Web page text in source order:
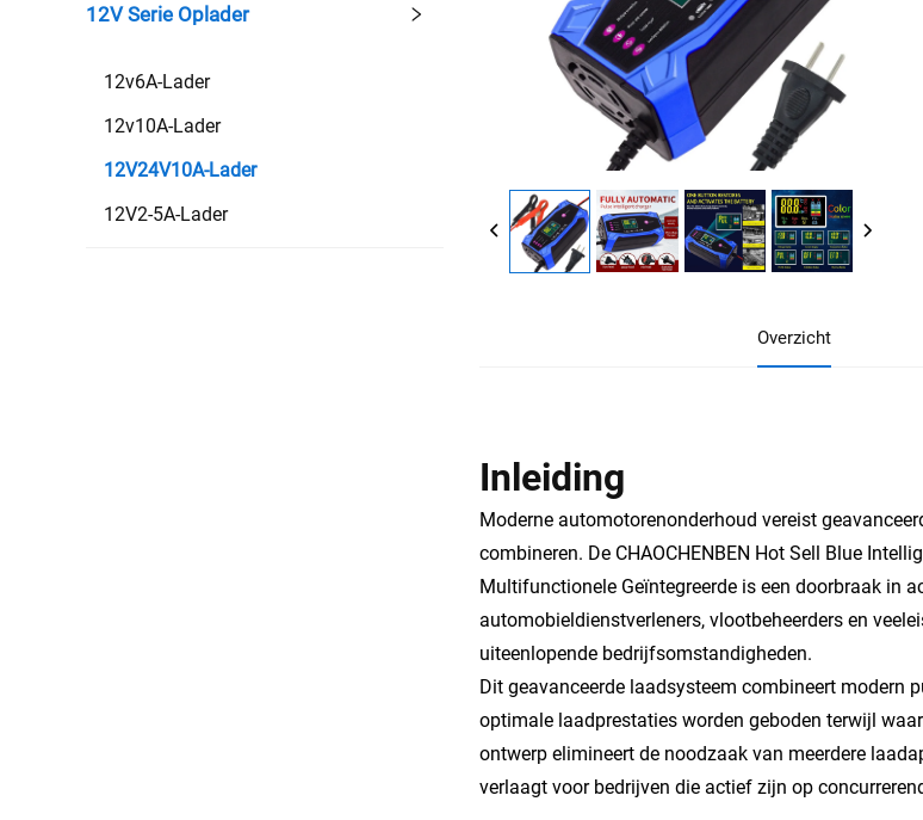
12V Serie Oplader
12v6A-Lader
12v10A-Lader
12V24V10A-Lader
12V2-5A-Lader
Overzicht
Inleiding
Moderne automotorenonderhoud vereist
combineren. De CHAOCHENBEN Hot Sell Blue
Multifunctionele Geïntegreerde is een doorbraak in
automobieldienstverleners, vlootbeheerders en
uiteenlopende bedrijfsomstandigheden.
Dit geavanceerde laadsysteem combineert modern
optimale laadprestaties worden geboden terwijl
ontwerp elimineert de noodzaak van meerdere
verlaagt voor bedrijven die actief zijn op